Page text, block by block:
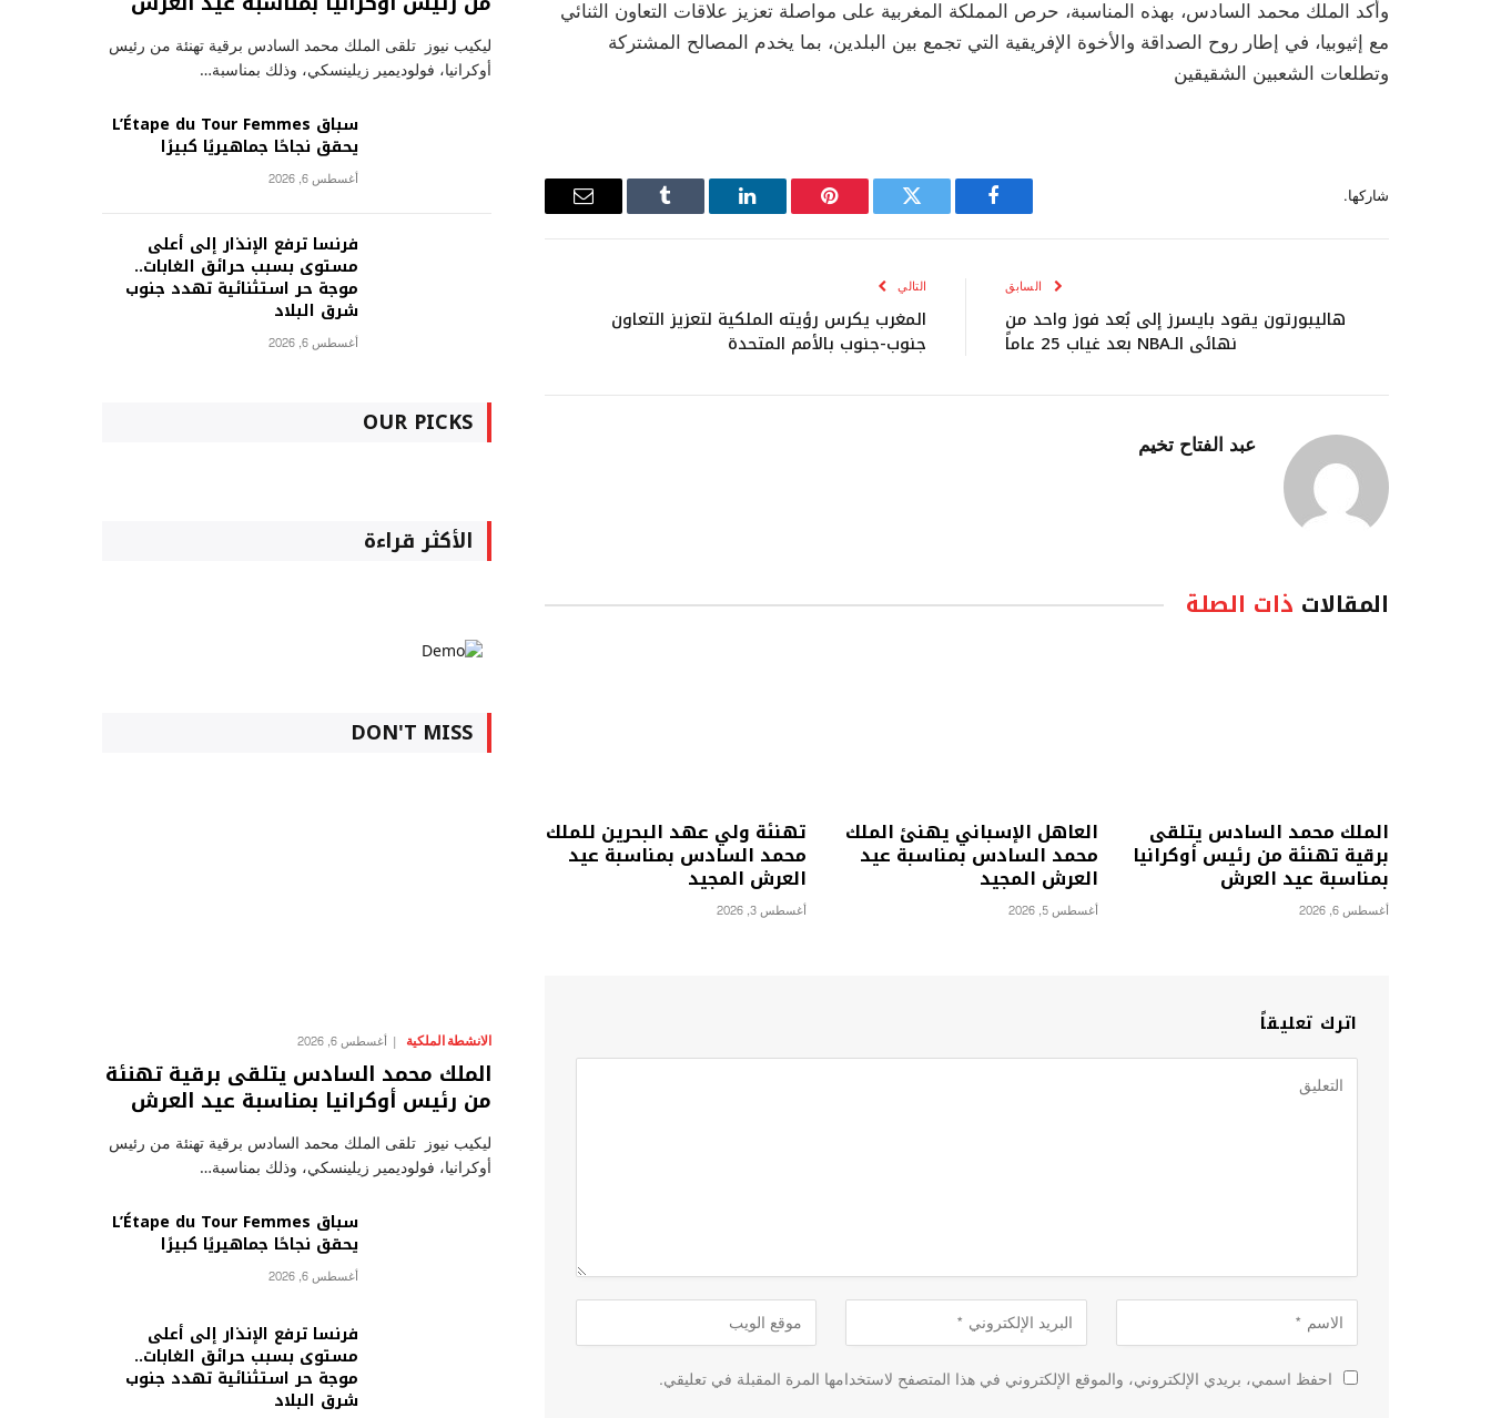
وأكد الملك محمد السادس، بهذه المناسبة، حرص المملكة المغربية على مواصلة تعزيز علاقات التعاون الثنائي
مع إثيوبيا، في إطار روح الصداقة والأخوة الإفريقية التي تجمع بين البلدين، بما يخدم المصالح المشتركة
وتطلعات الشعبين الشقيقين
شاركها.
فيسبوك تويتر بينتيريستلينكدإن Tumblr
البريد
السابق
هاليبورتون يقود بايسرز إلى بُعد فوز واحد من
نهائي الـNBA بعد غياب 25 عاماً
التالي
المغرب يكرس رؤيته الملكية لتعزيز التعاون
جنوب-جنوب بالأمم المتحدة
عبد الفتاح تخيم
المقالات ذات الصلة
الملك محمد السادس يتلقى
برقية تهنئة من رئيس أوكرانيا
بمناسبة عيد العرش
أغسطس 6, 2026
العاهل الإسباني يهنئ الملك
محمد السادس بمناسبة عيد
العرش المجيد
أغسطس 5, 2026
تهنئة ولي عهد البحرين للملك
محمد السادس بمناسبة عيد
العرش المجيد
أغسطس 3, 2026
اترك تعليقاً
احفظ اسمي، بريدي الإلكتروني، والموقع الإلكتروني في هذا المتصفح لاستخدامها المرة المقبلة في تعليقي.
ليكيب نيوز تلقى الملك محمد السادس برقية تهنئة من رئيس
أوكرانيا، فولوديمير زيلينسكي، وذلك بمناسبة…
سباق L’Étape du Tour Femmes
يحقق نجاحًا جماهيريًا كبيرًا
أغسطس 6, 2026
فرنسا ترفع الإنذار إلى أعلى
مستوى بسبب حرائق الغابات..
موجة حر استثنائية تهدد جنوب
شرق البلاد
أغسطس 6, 2026
OUR PICKS
الأكثر قراءة
DON'T MISS
الانشطة الملكية أغسطس 6, 2026
الملك محمد السادس يتلقى برقية تهنئة
من رئيس أوكرانيا بمناسبة عيد العرش
ليكيب نيوز تلقى الملك محمد السادس برقية تهنئة من رئيس
أوكرانيا، فولوديمير زيلينسكي، وذلك بمناسبة…
سباق L’Étape du Tour Femmes
يحقق نجاحًا جماهيريًا كبيرًا
أغسطس 6, 2026
فرنسا ترفع الإنذار إلى أعلى
مستوى بسبب حرائق الغابات..
موجة حر استثنائية تهدد جنوب
شرق البلاد